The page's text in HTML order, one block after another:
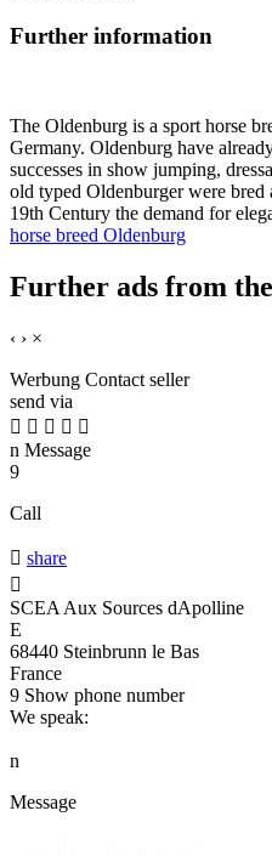
Further information
The Oldenburg is a sport horse
Germany. Oldenburg have
successes in show jumping,
old typed Oldenburger were
19th Century the demand for
horse breed Oldenburg
Further ads from
‹ › ×
Werbung Contact seller
send via
    
n Message
9
Call
 share

SCEA Aux Sources dApolline
E
68440 Steinbrunn le Bas
France
9 Show phone number
We speak:
n
Message